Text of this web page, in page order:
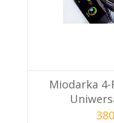
Miodarka